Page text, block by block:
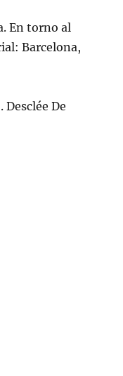
En torno al
Barcelona,
De